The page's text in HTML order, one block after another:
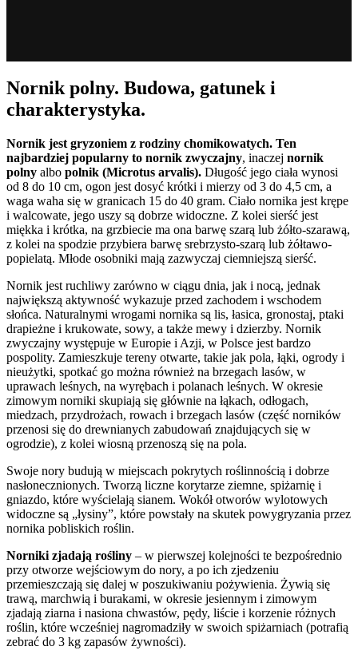
Nornik polny. Budowa, gatunek i
charakterystyka.
Nornik jest gryzoniem z rodziny chomikowatych. Ten
najbardziej popularny to nornik zwyczajny, inaczej nornik
polny albo polnik (Microtus arvalis). Długość jego ciała wynosi
od 8 do 10 cm, ogon jest dosyć krótki i mierzy od 3 do 4,5 cm, a
waga waha się w granicach 15 do 40 gram. Ciało nornika jest krępe
i walcowate, jego uszy są dobrze widoczne. Z kolei sierść jest
miękka i krótka, na grzbiecie ma ona barwę szarą lub żółto-szarawą,
z kolei na spodzie przybiera barwę srebrzysto-szarą lub żółtawo-
popielatą. Młode osobniki mają zazwyczaj ciemniejszą sierść.
Nornik jest ruchliwy zarówno w ciągu dnia, jak i nocą, jednak
największą aktywność wykazuje przed zachodem i wschodem
słońca. Naturalnymi wrogami nornika są lis, łasica, gronostaj, ptaki
drapieżne i krukowate, sowy, a także mewy i dzierzby. Nornik
zwyczajny występuje w Europie i Azji, w Polsce jest bardzo
pospolity. Zamieszkuje tereny otwarte, takie jak pola, łąki, ogrody i
nieużytki, spotkać go można również na brzegach lasów, w
uprawach leśnych, na wyrębach i polanach leśnych. W okresie
zimowym norniki skupiają się głównie na łąkach, odłogach,
miedzach, przydrożach, rowach i brzegach lasów (część norników
przenosi się do drewnianych zabudowań znajdujących się w
ogrodzie), z kolei wiosną przenoszą się na pola.
Swoje nory budują w miejscach pokrytych roślinnością i dobrze
nasłonecznionych. Tworzą liczne korytarze ziemne, spiżarnię i
gniazdo, które wyścielają sianem. Wokół otworów wylotowych
widoczne są „łysiny”, które powstały na skutek powygryzania przez
nornika pobliskich roślin.
Norniki zjadają rośliny – w pierwszej kolejności te bezpośrednio
przy otworze wejściowym do nory, a po ich zjedzeniu
przemieszczają się dalej w poszukiwaniu pożywienia. Żywią się
trawą, marchwią i burakami, w okresie jesiennym i zimowym
zjadają ziarna i nasiona chwastów, pędy, liście i korzenie różnych
roślin, które wcześniej nagromadziły w swoich spiżarniach (potrafią
zebrać do 3 kg zapasów żywności).